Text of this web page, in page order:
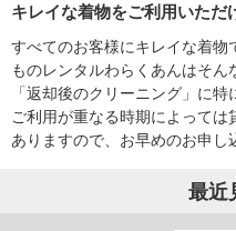
キレイな着物をご利用いただ
すべてのお客様にキレイな着物
ものレンタルわらくあんはそん
「返却後のクリーニング」に
ご利用が重なる時期によって
ありますので、お早めのお申し
最近